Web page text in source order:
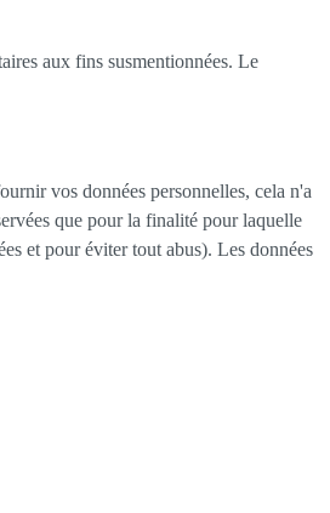
aux fins susmentionnées. Le
vos données personnelles, cela n'a
que pour la finalité pour laquelle
et pour éviter tout abus). Les données